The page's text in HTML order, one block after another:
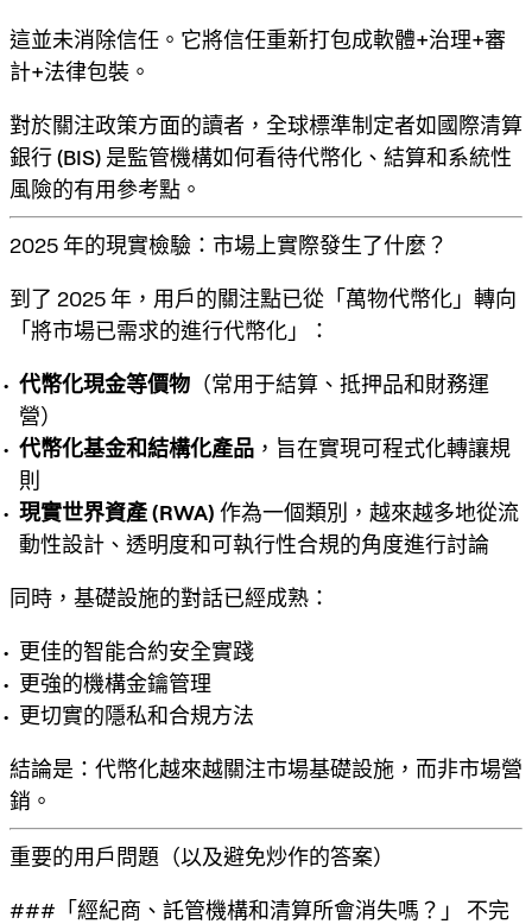
這並未消除信任。它將信任重新打包成軟體+治理+審
計+法律包裝 。
對於關注政策方面的讀者，全球標準制定者如國際清算
銀行 (BIS) 是監管機構如何看待代幣化、結算和系統性
風險的有用參考點。
2025 年的現實檢驗：市場上實際發生了什麼？
到了 2025 年，用戶的關注點已從「萬物代幣化」轉向
「將市場已需求的進行代幣化」：
代幣化現金等價物 （常用于結算、抵押品和財務運
營）
代幣化基金和結構化產品 ，旨在實現可程式化轉讓規
則
現實世界資產 (RWA) 作為一個類別，越來越多地從流
動性設計、透明度和可執行性合規的角度進行討論
同時，基礎設施的對話已經成熟：
更佳的智能合約安全實踐
更強的機構金鑰管理
更切實的隱私和合規方法
結論是：代幣化越來越關注市場基礎設施 ，而非市場營
銷。
重要的用戶問題（以及避免炒作的答案）
###「經紀商、託管機構和清算所會消失嗎？」 不完